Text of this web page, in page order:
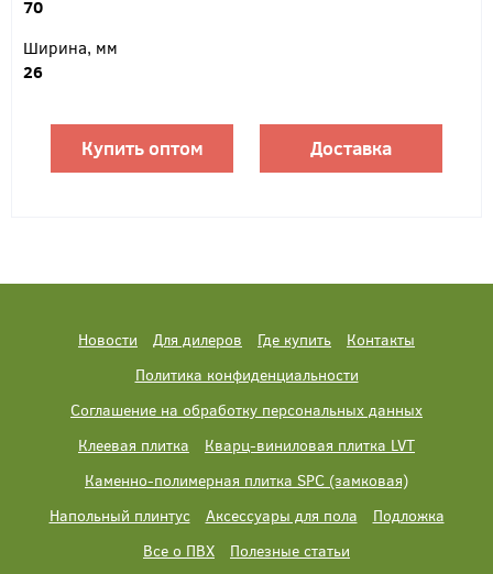
70
Ширина, мм
26
Купить оптом Доставка
Новости Для дилеров Где купить
Контакты
Политика конфиденциальности
Соглашение на обработку персональных данных
Клеевая плитка
Кварц-виниловая плитка LVT
Каменно-полимерная плитка SPC (замковая)
Напольный плинтус
Аксессуары для пола
Подложка
Все о ПВХ
Полезные статьи